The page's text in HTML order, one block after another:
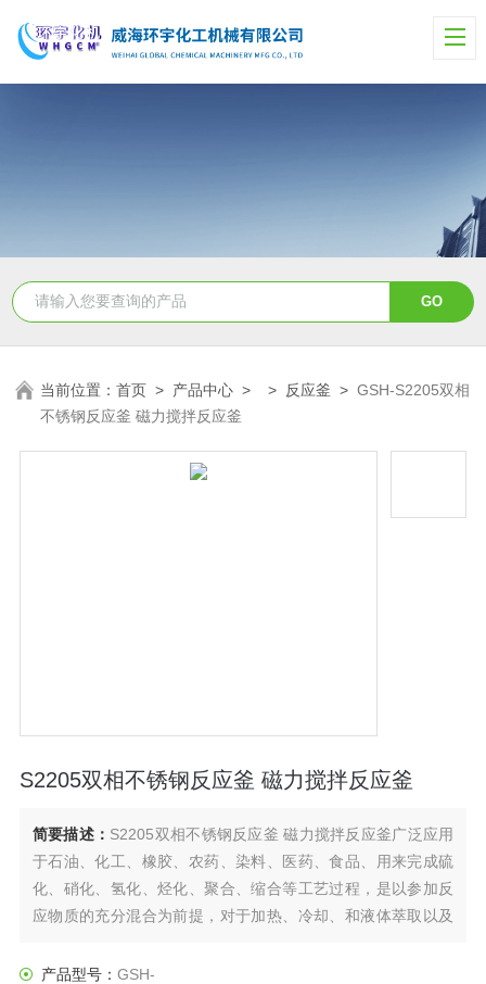
当前位置：首页 > 产品中心 > > 反应釜 >GSH-S2205双相
不锈钢反应釜 磁力搅拌反应釜
S2205双相不锈钢反应釜 磁力搅拌反应釜
简要描述： S2205双相不锈钢反应釜 磁力搅拌反应釜广泛应用
于石油、化工、橡胶、农药、染料、医药、食品、用来完成硫
化、硝化、氢化、烃化、聚合、缩合等工艺过程，是以参加反
应物质的充分混合为前提，对于加热、冷却、和液体萃取以及
效果，是化工，制药等行业理想的所需设备。
产品型号： GSH-